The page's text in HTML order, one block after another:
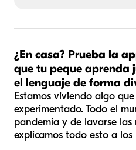
¿En casa? Prueba la
que tu peque aprenda
el lenguaje de forma
Estamos viviendo algo
experimentado. Todo el
pandemia y de lavarse las
explicamos todo esto a los